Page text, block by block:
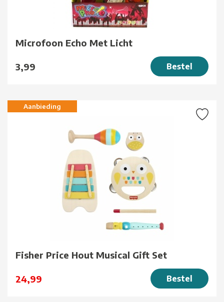
Microfoon Echo Met Licht
3,99 Bestel
Aanbieding
Fisher Price Hout Musical Gift Set
24,99 Bestel